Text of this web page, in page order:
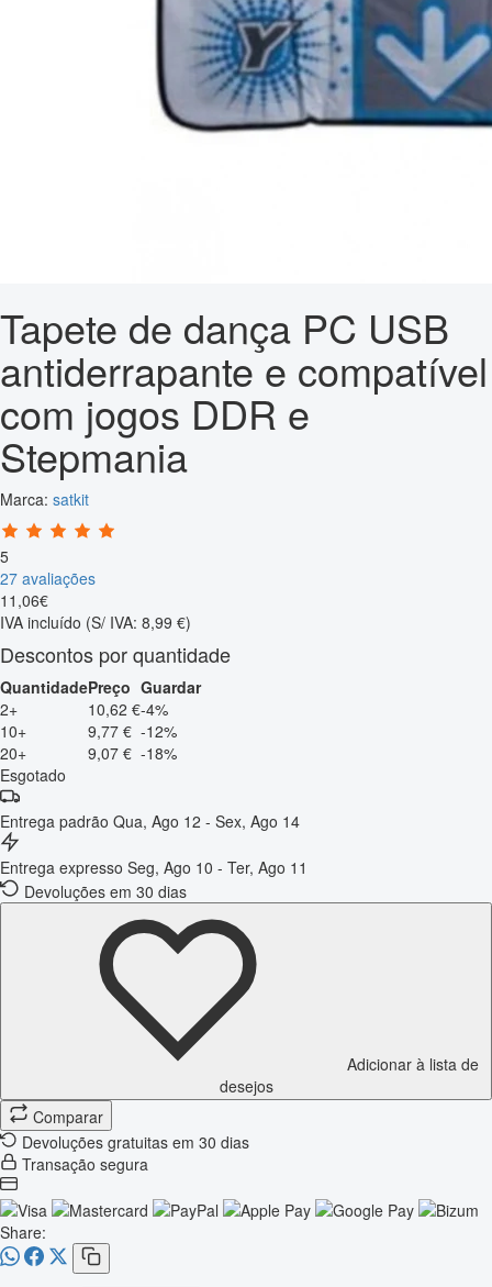
Tapete de dança PC USB
antiderrapante e compatível
com jogos DDR e
Stepmania
Marca: satkit
5
27 avaliações
11 ,06€
IVA incluído (S/ IVA: 8,99 €)
Descontos por quantidade
QuantidadePreço Guardar
2+
10,62 €-4%
10+
9,77 € -12%
20+
9,07 € -18%
Esgotado
Entrega padrão Qua, Ago 12 - Sex, Ago 14
Entrega expresso Seg, Ago 10 - Ter, Ago 11
Devoluções em 30 dias
Adicionar à lista de
desejos
Comparar
Devoluções gratuitas em 30 dias
Transação segura
Share: